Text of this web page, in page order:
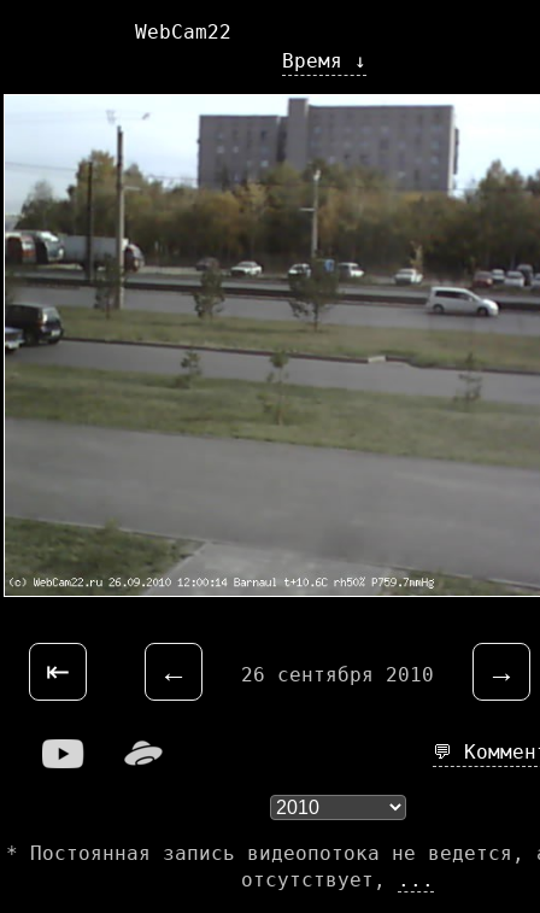
Время ↓
WebCam22
⇤ ← 26 сентября 2010 →
💬
* Постоянная запись видеопотока не ведется,
отсутствует,
...